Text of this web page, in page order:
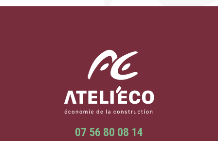
07 56 80 08 14